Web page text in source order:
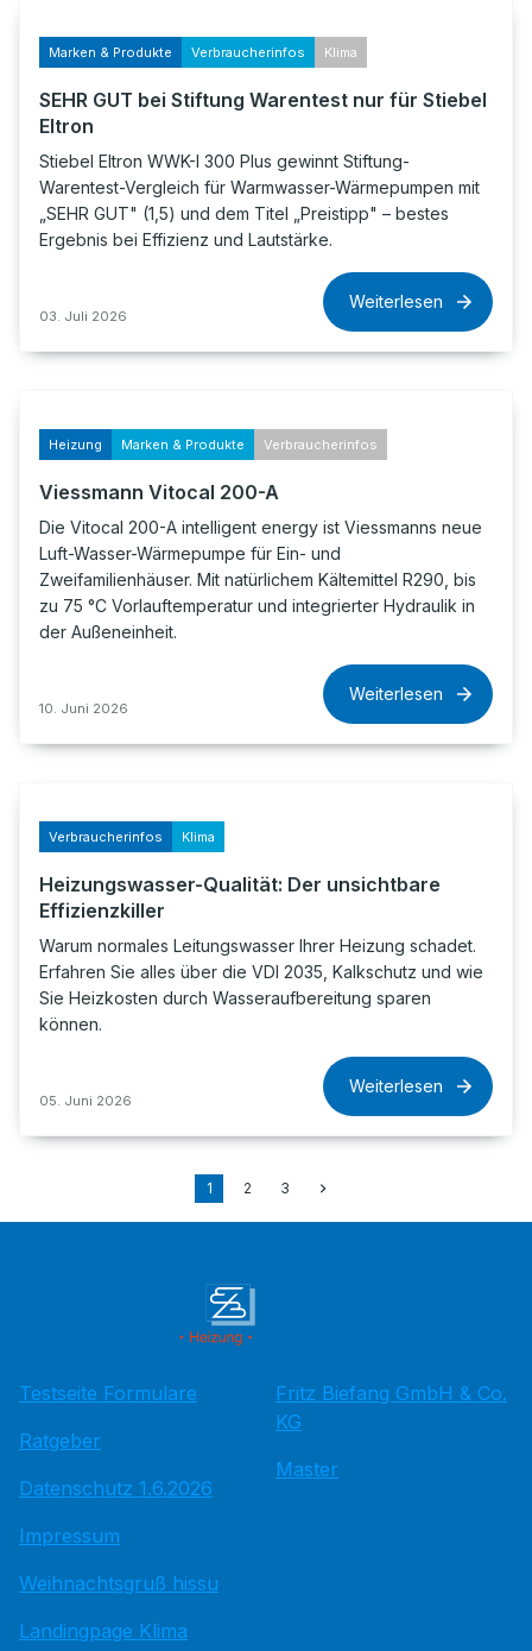
Marken & Produkte Verbraucherinfos Klima
SEHR GUT bei Stiftung Warentest nur für Stiebel
Eltron
Stiebel Eltron WWK-I 300 Plus gewinnt Stiftung-
Warentest-Vergleich für Warmwasser-Wärmepumpen mit
„SEHR GUT" (1,5) und dem Titel „Preistipp" – bestes
Ergebnis bei Effizienz und Lautstärke.
03. Juli 2026
Weiterlesen
Heizung Marken & Produkte Verbraucherinfos
Viessmann Vitocal 200-A
Die Vitocal 200-A intelligent energy ist Viessmanns neue
Luft-Wasser-Wärmepumpe für Ein- und
Zweifamilienhäuser. Mit natürlichem Kältemittel R290, bis
zu 75 °C Vorlauftemperatur und integrierter Hydraulik in
der Außeneinheit.
10. Juni 2026
Weiterlesen
Verbraucherinfos Klima
Heizungswasser-Qualität: Der unsichtbare
Effizienzkiller
Warum normales Leitungswasser Ihrer Heizung schadet.
Erfahren Sie alles über die VDI 2035, Kalkschutz und wie
Sie Heizkosten durch Wasseraufbereitung sparen
können.
05. Juni 2026
Weiterlesen
1 2 3
Testseite Formulare
Ratgeber
Datenschutz 1.6.2026
Impressum
Weihnachtsgruß hissu
Landingpage Klima
Fritz Bie­fang GmbH & Co.
KG
Master